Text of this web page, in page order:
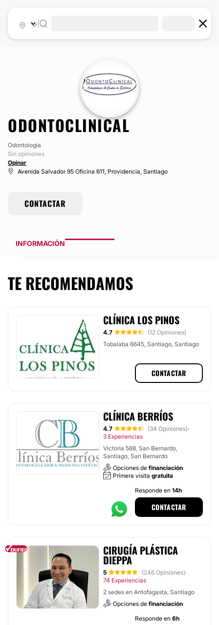
ODONTOCLINICAL
Odontología
Sin opiniones
Opinar
Avenida Salvador 95 Oficina 611, Providencia, Santiago
CONTACTAR
INFORMACIÓN
TE RECOMENDAMOS
CLÍNICA LOS PINOS
4.7
(12 Opiniones)
Tobalaba 6645, Santiago, Santiago
CONTACTAR
CLÍNICA BERRÍOS
4.7 (34 Opiniones)·
3 Experiencias
Victoria 588, San Bernardo,
Santiago, San Bernardo
Opciones de financiación
Primera visita gratuita
Responde en 14h
CONTACTAR
CIRUGÍA PLÁSTICA
DIEPPA
5 (246 Opiniones)·
74 Experiencias
2 sedes en Antofagasta, Santiago
Opciones de financiación
Responde en 6h